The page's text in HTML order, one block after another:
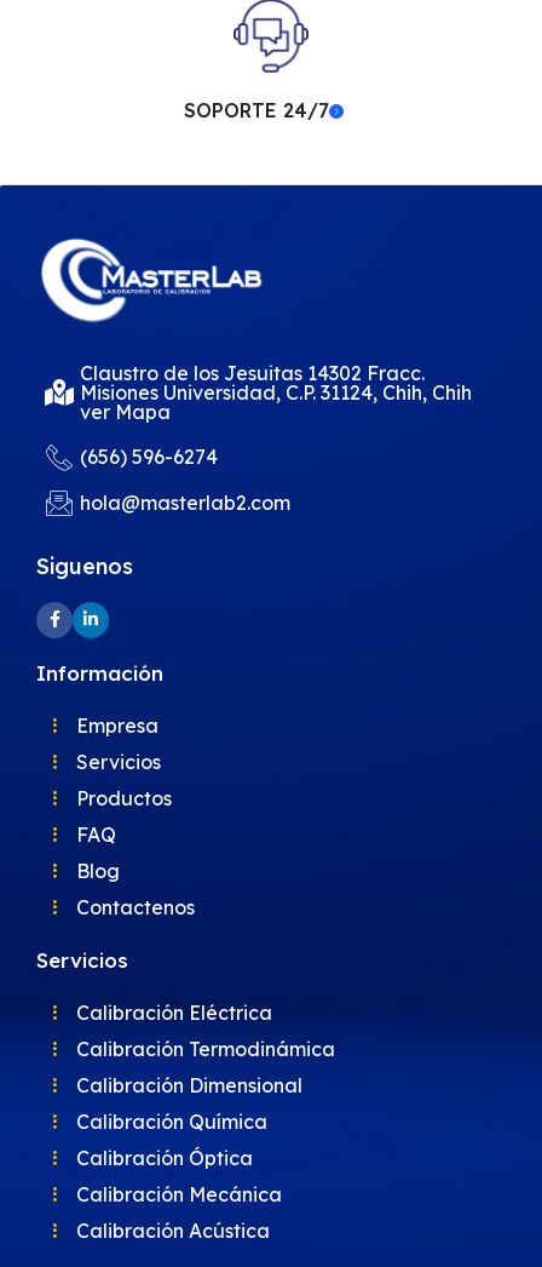
SOPORTE 24/7
Claustro de los Jesuitas 14302 Fracc.
Misiones Universidad, C.P. 31124, Chih, Chih
ver Mapa
(656) 596-6274
hola@masterlab2.com
Siguenos
Información
Empresa
Servicios
Productos
FAQ
Blog
Contactenos
Servicios
Calibración Eléctrica
Calibración Termodinámica
Calibración Dimensional
Calibración Química
Calibración Óptica
Calibración Mecánica
Calibración Acústica